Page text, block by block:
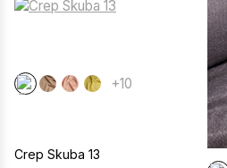
+10
Crep Skuba 13